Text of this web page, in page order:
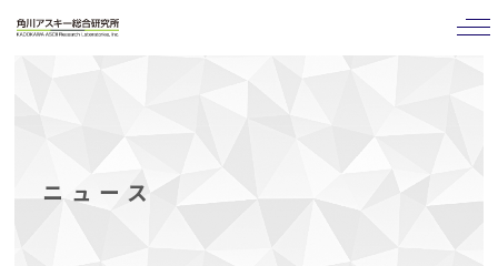
ニュース